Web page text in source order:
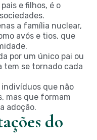
e filhos, é o
a família nuclear,
avós e tios, que
por um único pai ou
tem se tornado cada
indivíduos que não
mas que formam
adoção.
do